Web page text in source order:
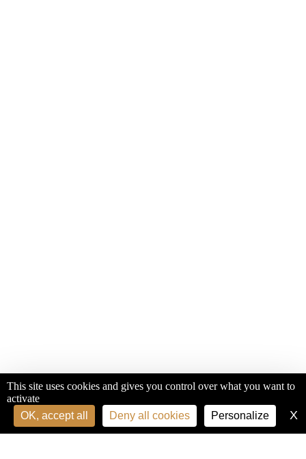
This site uses cookies and gives you control over what you want to
activate
OK, accept all
Deny all cookies Personalize X